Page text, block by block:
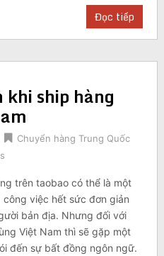
Đọc tiếp
ship hàng
Chuyển hàng Trung Quốc
trên taobao có thể là một
việc hết sức đơn giản
bản địa. Nhưng đối với
Việt Nam thì sẽ gặp một
đến sự bất đồng ngôn ngữ.